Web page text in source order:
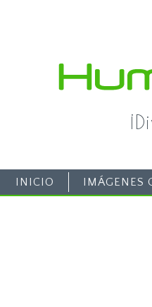
INICIO IMÁGENES